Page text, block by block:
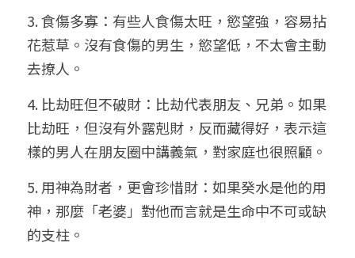
3. 食傷多寡：有些人食傷太旺，慾望強，容易拈
花惹草。沒有食傷的男生，慾望低，不太會主動
去撩人。
4. 比劫旺但不破財：比劫代表朋友、兄弟。如果
比劫旺，但沒有外露剋財，反而藏得好，表示這
樣的男人在朋友圈中講義氣，對家庭也很照顧。
5. 用神為財者，更會珍惜財：如果癸水是他的用
神，那麼「老婆」對他而言就是生命中不可或缺
的支柱。